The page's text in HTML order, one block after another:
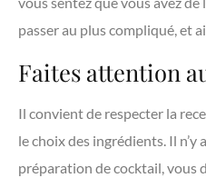
passer au plus compliqué, et
Faites attention
Il convient de respecter la
le choix des ingrédients. Il n’y
préparation de cocktail, vous